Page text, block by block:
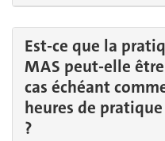
Est-ce que la
MAS peut-elle
cas échéant
heures de
?